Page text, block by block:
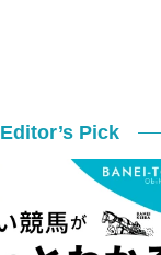
Editor’s Pick